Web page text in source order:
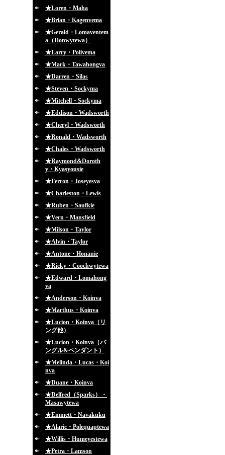
★Loren・Maha
★Brian・Kagenvema
★Gerald・Lomaventem
a（Honwytewa）
★Larry・Polivema
★Mark・Tawahongva
★Darren・Silas
★Steven・Sockyma
★Mitchell・Sockyma
★Eddison・Wadsworth
★Cheryl・Wadsworth
★Ronald・Wadsworth
★Chales・Wadsworth
★Raymond&Doroth
y・Kyasyousie
★Ferron・Joseyesva
★Charleston・Lewis
★Ruben・Saufkie
★Vern・Mansfield
★Milson・Taylor
★Alvin・Taylor
★Antone・Honanie
★Ricky・Coochwytewa
★Edward・Lomahong
va
★Anderson・Koinva
★Marthus・Koinva
★Lucion・Koinva（リ
ング他）
★Lucion・Koinva（バ
ングル&ペンダント）
★Melinda・Lucas・Koi
nva
★Duane・Koinva
★Delfred（Sparks）・
Masawytewa
★Emmett・Navakuku
★Alaric・Polequaptewa
★Willis・Humeyestewa
★Petra・Lamson